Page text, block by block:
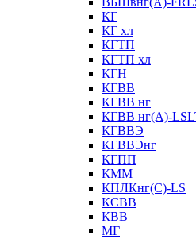
КГ
КГ хл
КГТП
КГТП хл
КГН
КГВВ
КГВВ нг
КГВВ нг(А)-
КГВВЭ
КГВВЭнг
КГПП
КММ
КПЛКнг(C)-LS
КСВВ
КВВ
МГ